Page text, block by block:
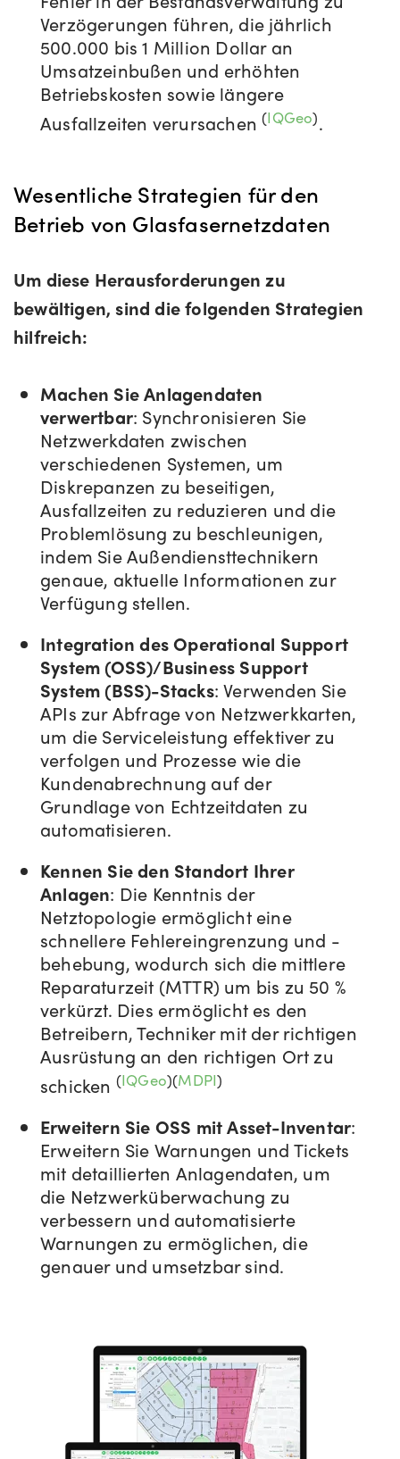
Verzögerungen führen, die jährlich
500.000 bis 1 Million Dollar an
Umsatzeinbußen und erhöhten
Betriebskosten sowie längere
Ausfallzeiten verursachen(IQGeo).
Wesentliche Strategien für den
Betrieb von Glasfasernetzdaten
Um diese Herausforderungen zu
bewältigen, sind die folgenden Strategien
hilfreich:
Machen Sie Anlagendaten
verwertbar: Synchronisieren Sie
Netzwerkdaten zwischen
verschiedenen Systemen, um
Diskrepanzen zu beseitigen,
Ausfallzeiten zu reduzieren und die
Problemlösung zu beschleunigen,
indem Sie Außendiensttechnikern
genaue, aktuelle Informationen zur
Verfügung stellen.
Integration des Operational Support
System (OSS)/Business Support
System (BSS)-Stacks: Verwenden Sie
APIs zur Abfrage von Netzwerkkarten,
um die Serviceleistung effektiver zu
verfolgen und Prozesse wie die
Kundenabrechnung auf der
Grundlage von Echtzeitdaten zu
automatisieren.
Kennen Sie den Standort Ihrer
Anlagen: Die Kenntnis der
Netztopologie ermöglicht eine
schnellere Fehlereingrenzung und -
behebung, wodurch sich die mittlere
Reparaturzeit (MTTR) um bis zu 50 %
verkürzt. Dies ermöglicht es den
Betreibern, Techniker mit der richtigen
Ausrüstung an den richtigen Ort zu
schicken (IQGeo)(MDPI)
Erweitern Sie OSS mit Asset-Inventar:
Erweitern Sie Warnungen und Tickets
mit detaillierten Anlagendaten, um
die Netzwerküberwachung zu
verbessern und automatisierte
Warnungen zu ermöglichen, die
genauer und umsetzbar sind.